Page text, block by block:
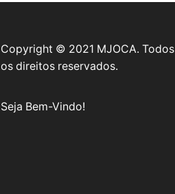
Copyright © 2021 MJOCA. Todos
os direitos reservados.
Seja Bem-Vindo!